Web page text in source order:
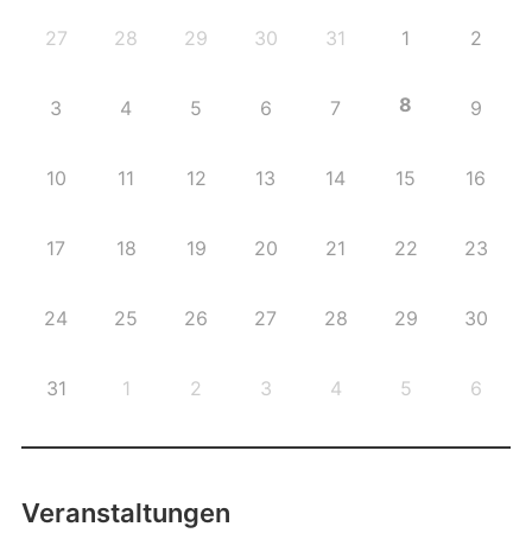
27 28 29 30 31 1 2
3 4 5 6 7 8 9
10 11 12 13 14 15 16
17 18 19 20 21 22 23
24 25 26 27 28 29 30
31 1 2 3 4 5 6
Veranstaltungen